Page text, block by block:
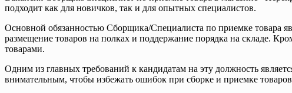
подходит как для новичков, так и для опытных специалистов.
Основной обязанностью Сборщика/Специалиста по приемке товара
размещение товаров на полках и поддержание порядка на складе.
товарами.
Одним из главных требований к кандидатам на эту должность
внимательным, чтобы избежать ошибок при сборке и приемке